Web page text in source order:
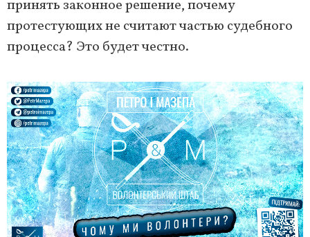
принять законное решение, почему
протестующих не считают частью судебного
процесса? Это будет честно.